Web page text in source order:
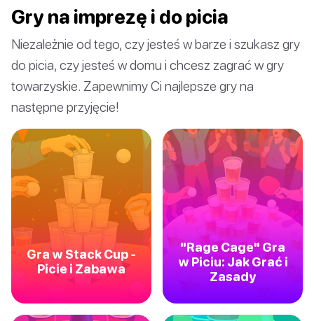
Gry na imprezę i do picia
Niezależnie od tego, czy jesteś w barze i szukasz gry
do picia, czy jesteś w domu i chcesz zagrać w gry
towarzyskie. Zapewnimy Ci najlepsze gry na
następne przyjęcie!
Gra w Stack Cup -
Picie i Zabawa
"Rage Cage" Gra
w Piciu: Jak Grać i
Zasady